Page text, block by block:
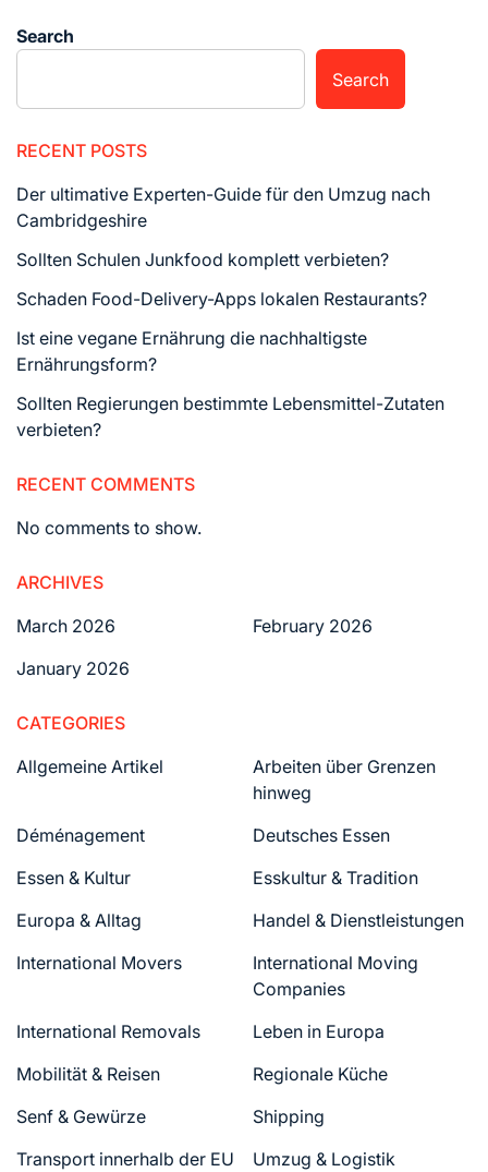
Search
Search
RECENT POSTS
Der ultimative Experten-Guide für den Umzug nach
Cambridgeshire
Sollten Schulen Junkfood komplett verbieten?
Schaden Food-Delivery-Apps lokalen Restaurants?
Ist eine vegane Ernährung die nachhaltigste
Ernährungsform?
Sollten Regierungen bestimmte Lebensmittel-Zutaten
verbieten?
RECENT COMMENTS
No comments to show.
ARCHIVES
March 2026
February 2026
January 2026
CATEGORIES
Allgemeine Artikel
Arbeiten über Grenzen
hinweg
Déménagement
Deutsches Essen
Essen & Kultur
Esskultur & Tradition
Europa & Alltag
Handel & Dienstleistungen
International Movers
International Moving
Companies
International Removals
Leben in Europa
Mobilität & Reisen
Regionale Küche
Senf & Gewürze
Shipping
Transport innerhalb der EU
Umzug & Logistik